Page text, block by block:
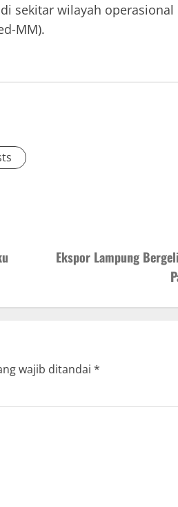
sekitar wilayah operasional
MM).
Ekspor Lampung
wajib ditandai *